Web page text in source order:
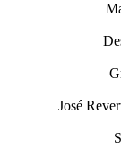
José